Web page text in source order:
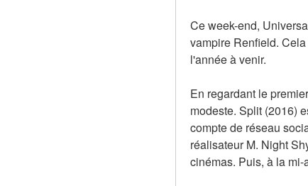
Ce week-end,
vampire Renfield.
l'année à venir.
En regardant le
modeste. Split (2016)
compte de réseau
réalisateur M. Night
cinémas. Puis, à la